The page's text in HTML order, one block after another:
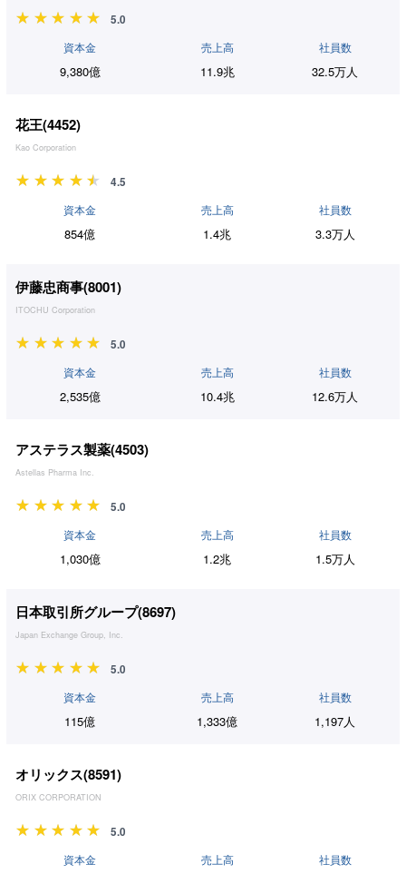
5.0
資本金
9,380億
売上高
11.9兆
社員数
32.5万人
花王(4452)
Kao Corporation
4.5
資本金
854億
売上高
1.4兆
社員数
3.3万人
伊藤忠商事(8001)
ITOCHU Corporation
5.0
資本金
2,535億
売上高
10.4兆
社員数
12.6万人
アステラス製薬(4503)
Astellas Pharma Inc.
5.0
資本金
1,030億
売上高
1.2兆
社員数
1.5万人
日本取引所グループ(8697)
Japan Exchange Group, Inc.
5.0
資本金
115億
売上高
1,333億
社員数
1,197人
オリックス(8591)
ORIX CORPORATION
5.0
資本金 売上高 社員数